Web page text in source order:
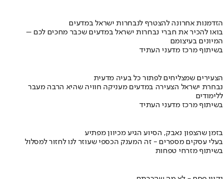
הזדמנות אחרונה להצטרף לנבחרות ישראל במדעים
בואו להכיר את חברי נבחרות ישראל במדעים שכבר מחכים לכם –
המיונים בעיצומם
בשיתוף מרכז מדעני העתיד
הצעירים שמצליחים לפתור כל בעיה מדעית
נבחרת ישראל הצעירה במדעים מעניקה חוויה שהיא הרבה מעבר
ללימודים
בשיתוף מרכז מדעני העתיד
בזמן שהצפון נאבק, הסיוע הגיע מכיוון מפתיע
בעלי עסקים מספרים - זה המענק הכספי שעוזר לנו לחזור למסלול
בשיתוף מזרחי טפחות